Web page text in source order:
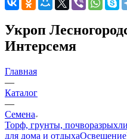
Укроп
Интерсемя
Главная
—
Каталог
—
Семена
Торф, грунты,
для дома и отдыхаОсвещение